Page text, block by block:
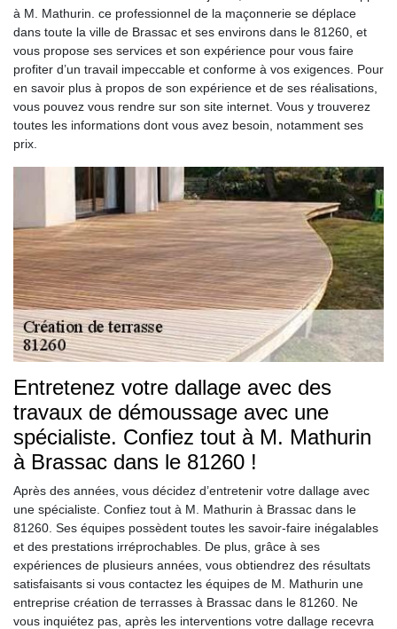
à M. Mathurin. ce professionnel de la maçonnerie se déplace
dans toute la ville de Brassac et ses environs dans le 81260, et
vous propose ses services et son expérience pour vous faire
profiter d’un travail impeccable et conforme à vos exigences. Pour
en savoir plus à propos de son expérience et de ses réalisations,
vous pouvez vous rendre sur son site internet. Vous y trouverez
toutes les informations dont vous avez besoin, notamment ses
prix.
Entretenez votre dallage avec des
travaux de démoussage avec une
spécialiste. Confiez tout à M. Mathurin
à Brassac dans le 81260 !
Après des années, vous décidez d’entretenir votre dallage avec
une spécialiste. Confiez tout à M. Mathurin à Brassac dans le
81260. Ses équipes possèdent toutes les savoir-faire inégalables
et des prestations irréprochables. De plus, grâce à ses
expériences de plusieurs années, vous obtiendrez des résultats
satisfaisants si vous contactez les équipes de M. Mathurin une
entreprise création de terrasses à Brassac dans le 81260. Ne
vous inquiétez pas, après les interventions votre dallage recevra